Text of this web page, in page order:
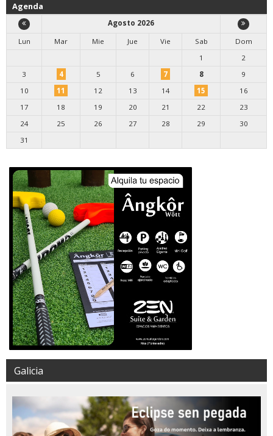
Agenda
Agosto 2026
Lun
Mar Mie Jue Vie Sab
Dom
1
2
3
4 5 6 7 8
9
10
11 12 13 14 15
16
17
18 19 20 21 22
23
24
25 26 27 28 29
30
31
Galicia